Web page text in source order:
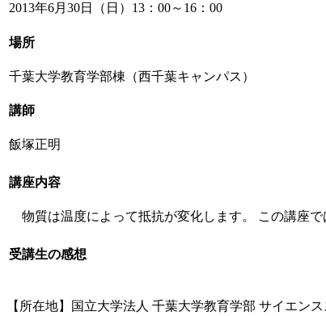
2013年6月30日（日）13：00～16：00
場所
千葉大学教育学部棟（西千葉キャンパス）
講師
飯塚正明
講座内容
物質は温度によって抵抗が変化します。 この講座
受講生の感想
【所在地】
国立大学法人 千葉大学教育学部 サイエン